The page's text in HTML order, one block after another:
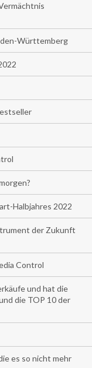
Württemberg
Halbjahres 2022
der Zukunft
Control
und hat die
die TOP 10 der
es so nicht mehr